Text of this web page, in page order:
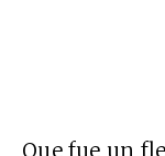
Que fue un